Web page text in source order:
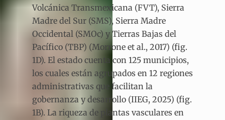
Volcánica Transmexicana (FVT), Sierra
Madre del Sur (SMS), Sierra Madre
Occidental (SMOc) y Tierras Bajas del
Pacífico (TBP) (Morrone et al., 2017) (fig.
1D). El estado cuenta con 125 municipios,
los cuales están agrupados en 12 regiones
administrativas que facilitan la
gobernanza y desarrollo (IIEG, 2025) (fig.
1B). La riqueza de plantas vasculares en